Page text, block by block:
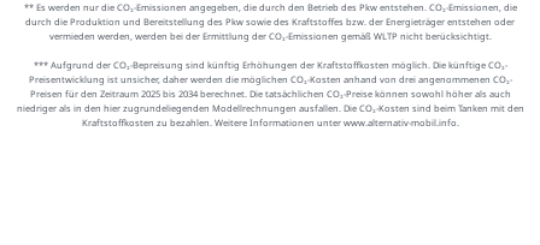
** Es werden nur die CO₂-Emissionen angegeben, die durch den Betrieb des Pkw entstehen. CO₂-Emissionen, die
durch die Produktion und Bereitstellung des Pkw sowie des Kraftstoffes bzw. der Energieträger entstehen oder
vermieden werden, werden bei der Ermittlung der CO₂-Emissionen gemäß WLTP nicht berücksichtigt.
*** Aufgrund der CO₂-Bepreisung sind künftig Erhöhungen der Kraftstoffkosten möglich. Die künftige CO₂-
Preisentwicklung ist unsicher, daher werden die möglichen CO₂-Kosten anhand von drei angenommenen CO₂-
Preisen für den Zeitraum 2025 bis 2034 berechnet. Die tatsächlichen CO₂-Preise können sowohl höher als auch
niedriger als in den hier zugrundeliegenden Modellrechnungen ausfallen. Die CO₂-Kosten sind beim Tanken mit den
Kraftstoffkosten zu bezahlen. Weitere Informationen unter www.alternativ-mobil.info.